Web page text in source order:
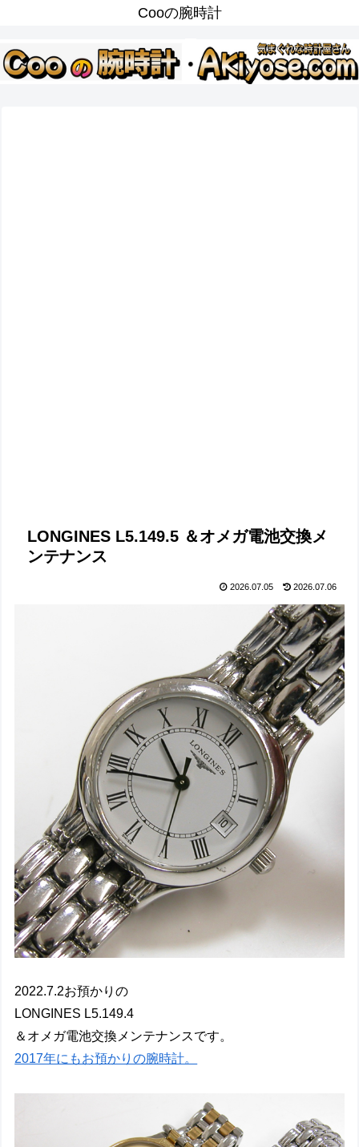
Cooの腕時計
LONGINES L5.149.5 ＆オメガ電池交換メ
ンテナンス
2026.07.05 2026.07.06
2022.7.2お預かりの
LONGINES L5.149.4
＆オメガ電池交換メンテナンスです。
2017年にもお預かりの腕時計。